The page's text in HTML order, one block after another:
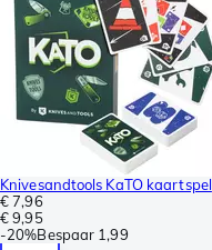
Knivesandtools KaTO kaartspel
€ 7,96
€ 9,95
-20%Bespaar 1,99